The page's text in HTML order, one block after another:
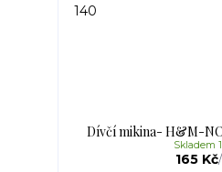
Dívčí mikina- H&M-
165 Kč/
Skladem